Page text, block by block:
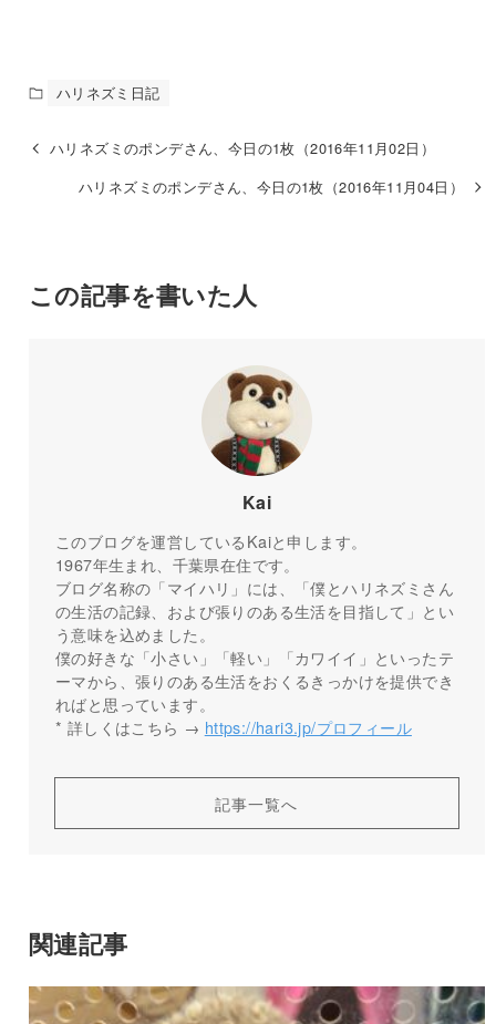
ハリネズミ日記
ハリネズミのポンデさん、今日の1枚（2016年11月02日）
ハリネズミのポンデさん、今日の1枚（2016年11月04日）
この記事を書いた人
Kai
このブログを運営しているKaiと申します。
1967年生まれ、千葉県在住です。
ブログ名称の「マイハリ」には、「僕とハリネズミさん
の生活の記録、および張りのある生活を目指して」とい
う意味を込めました。
僕の好きな「小さい」「軽い」「カワイイ」といったテ
ーマから、張りのある生活をおくるきっかけを提供でき
ればと思っています。
* 詳しくはこちら → https://hari3.jp/プロフィール
記事一覧へ
関連記事